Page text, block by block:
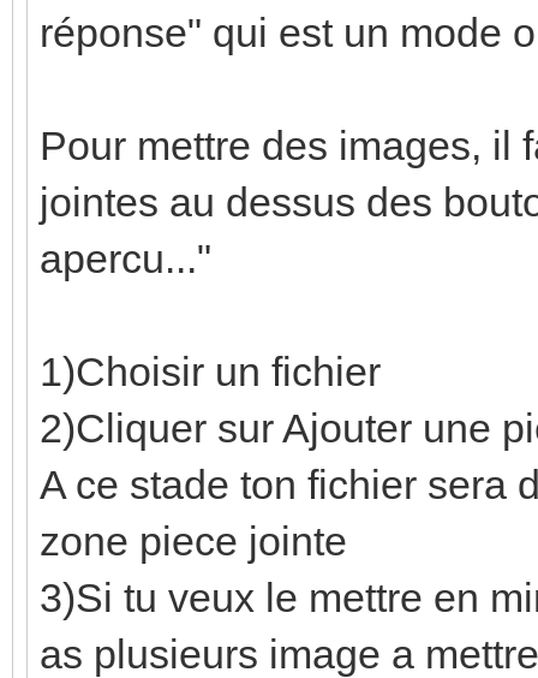
réponse" qui est un mode
Pour mettre des images, il
jointes au dessus des
apercu..."
1)Choisir un fichier
2)Cliquer sur Ajouter une
A ce stade ton fichier sera
zone piece jointe
3)Si tu veux le mettre en
as plusieurs image a